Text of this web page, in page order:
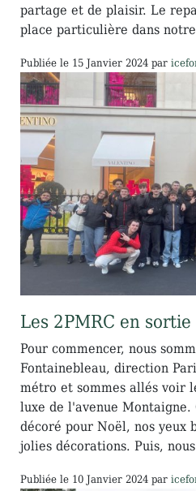
partage et de plaisir. Le
place particulière dans
Publiée le 15 Janvier 2024 par
Les 2PMRC en sortie
Pour commencer, nous
Fontainebleau, direction
métro et sommes allés voir
luxe de l'avenue
décoré pour Noël, nos yeux
jolies décorations. Puis,
Publiée le 10 Janvier 2024 par